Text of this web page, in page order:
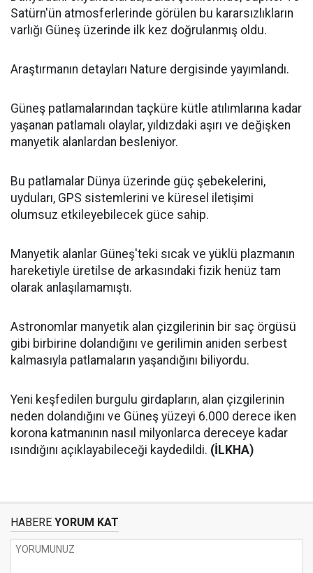
Satürn'ün atmosferlerinde görülen bu kararsızlıkların
varlığı Güneş üzerinde ilk kez doğrulanmış oldu.
Araştırmanın detayları Nature dergisinde yayımlandı.
Güneş patlamalarından taçküre kütle atılımlarına kadar
yaşanan patlamalı olaylar, yıldızdaki aşırı ve değişken
manyetik alanlardan besleniyor.
Bu patlamalar Dünya üzerinde güç şebekelerini,
uyduları, GPS sistemlerini ve küresel iletişimi
olumsuz etkileyebilecek güce sahip.
Manyetik alanlar Güneş'teki sıcak ve yüklü plazmanın
hareketiyle üretilse de arkasındaki fizik henüz tam
olarak anlaşılamamıştı.
Astronomlar manyetik alan çizgilerinin bir saç örgüsü
gibi birbirine dolandığını ve gerilimin aniden serbest
kalmasıyla patlamaların yaşandığını biliyordu.
Yeni keşfedilen burgulu girdapların, alan çizgilerinin
neden dolandığını ve Güneş yüzeyi 6.000 derece iken
korona katmanının nasıl milyonlarca dereceye kadar
ısındığını açıklayabileceği kaydedildi. (İLKHA)
HABERE YORUM KAT